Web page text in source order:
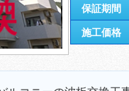
保証期間
施工価格